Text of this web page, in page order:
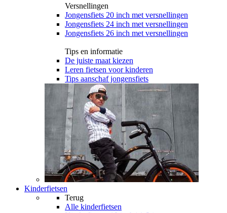
Versnellingen
Jongensfiets 20 inch met versnellingen
Jongensfiets 24 inch met versnellingen
Jongensfiets 26 inch met versnellingen
Tips en informatie
De juiste maat kiezen
Leren fietsen voor kinderen
Tips aanschaf jongensfiets
Kinderfietsen
Terug
Alle kinderfietsen